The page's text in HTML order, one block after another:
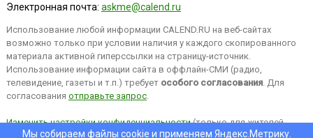
Электронная почта: askme@calend.ru
Использование любой информации CALEND.RU на веб-сайтах
возможно только при условии наличия у каждого скопированного
материала активной гиперссылки на страницу-источник.
Использование информации сайта в оффлайн-СМИ (радио,
телевидение, газеты и т.п.) требует особого согласования. Для
согласования отправьте запрос.
Изменить настройки конфиденциальности(только для жителей
EEA).Мы собираем файлы cookie и применяем Яндекс.Метрику.